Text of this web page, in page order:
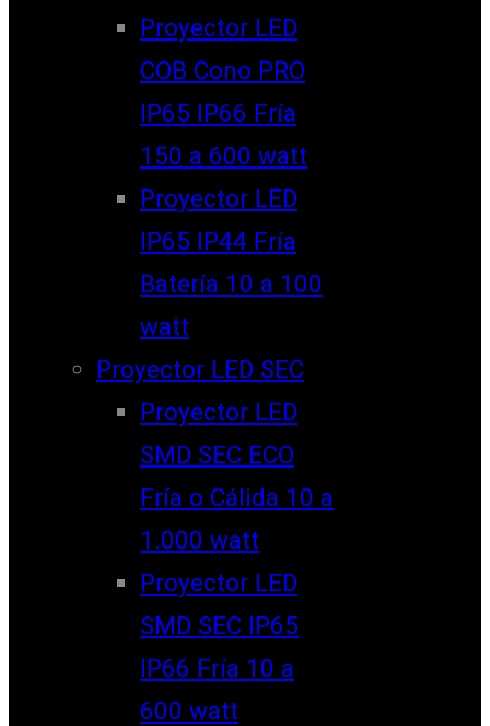
Proyector LED
COB Cono PRO
IP65 IP66 Fría
150 a 600 watt
Proyector LED
IP65 IP44 Fría
Batería 10 a 100
watt
Proyector LED SEC
Proyector LED
SMD SEC ECO
Fría o Cálida 10 a
1.000 watt
Proyector LED
SMD SEC IP65
IP66 Fría 10 a
600 watt